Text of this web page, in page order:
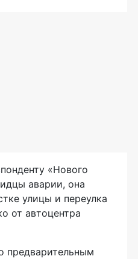
«Нового
аварии, она
улицы и переулка
от автоцентра
предварительным